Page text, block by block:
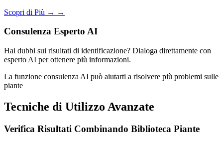
Scopri di Più → →
Consulenza Esperto AI
Hai dubbi sui risultati di identificazione? Dialoga direttamente con
esperto AI per ottenere più informazioni.
La funzione consulenza AI può aiutarti a risolvere più problemi sulle
piante
Tecniche di Utilizzo Avanzate
Verifica Risultati Combinando Biblioteca Piante